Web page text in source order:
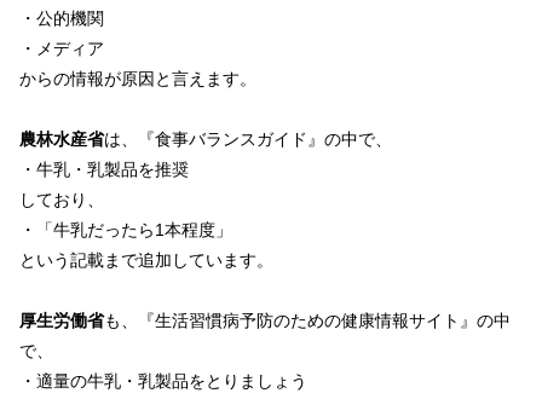
・公的機関
・メディア
からの情報が原因と言えます。
農林水産省は、『食事バランスガイド』の中で、
・牛乳・乳製品を推奨
しており、
・「牛乳だったら1本程度」
という記載まで追加しています。
厚生労働省も、『生活習慣病予防のための健康情報サイト』の中
で、
・適量の牛乳・乳製品をとりましょう